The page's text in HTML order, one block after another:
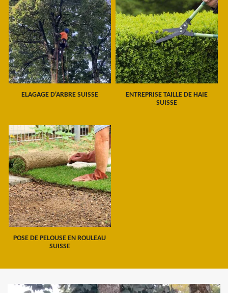
ELAGAGE D'ARBRE SUISSE
ENTREPRISE TAILLE DE HAIE
SUISSE
POSE DE PELOUSE EN ROULEAU
SUISSE